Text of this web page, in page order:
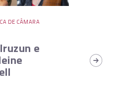
DE CÂMARA
e